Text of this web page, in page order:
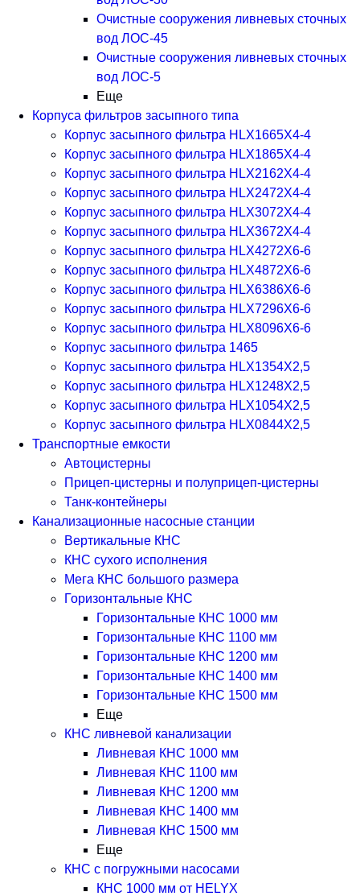
Очистные сооружения ливневых сточных
вод ЛОС-45
Очистные сооружения ливневых сточных
вод ЛОС-5
Еще
Корпуса фильтров засыпного типа
Корпус засыпного фильтра HLX1665X4-4
Корпус засыпного фильтра HLX1865X4-4
Корпус засыпного фильтра HLX2162X4-4
Корпус засыпного фильтра HLX2472X4-4
Корпус засыпного фильтра HLX3072X4-4
Корпус засыпного фильтра HLX3672X4-4
Корпус засыпного фильтра HLX4272X6-6
Корпус засыпного фильтра HLX4872X6-6
Корпус засыпного фильтра HLX6386X6-6
Корпус засыпного фильтра HLX7296X6-6
Корпус засыпного фильтра HLX8096X6-6
Корпус засыпного фильтра 1465
Корпус засыпного фильтра HLX1354X2,5
Корпус засыпного фильтра HLX1248X2,5
Корпус засыпного фильтра HLX1054X2,5
Корпус засыпного фильтра HLX0844X2,5
Транспортные емкости
Автоцистерны
Прицеп-цистерны и полуприцеп-цистерны
Танк-контейнеры
Канализационные насосные станции
Вертикальные КНС
КНС сухого исполнения
Мега КНС большого размера
Горизонтальные КНС
Горизонтальные КНС 1000 мм
Горизонтальные КНС 1100 мм
Горизонтальные КНС 1200 мм
Горизонтальные КНС 1400 мм
Горизонтальные КНС 1500 мм
Еще
КНС ливневой канализации
Ливневая КНС 1000 мм
Ливневая КНС 1100 мм
Ливневая КНС 1200 мм
Ливневая КНС 1400 мм
Ливневая КНС 1500 мм
Еще
КНС с погружными насосами
КНС 1000 мм от HELYX